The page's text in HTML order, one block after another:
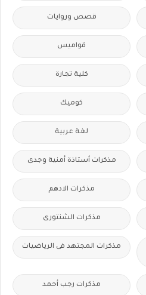
قصص وروايات
قواميس
كلية تجارة
كوميك
لغة عربية
مذكرات أستاذة أمنية وجدى
مذكرات الادهم
مذكرات الشنتورى
مذكرات المجتهد فى الرياضيات
مذكرات رجب أحمد